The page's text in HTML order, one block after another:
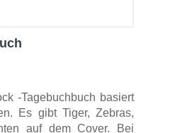
-Tagebuchbuch basiert
Es gibt Tiger, Zebras,
auf dem Cover. Bei